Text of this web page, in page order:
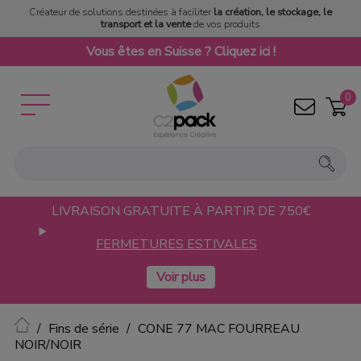
Créateur de solutions destinées à faciliter la création, le stockage, le
transport et la ventede vos produits
Vous êtes en Suisse ? Cliquez ici !
0
LIVRAISON GRATUITE À PARTIR DE 750€
FERMETURES ESTIVALES
Accueil
Fins de série
CONE 77 MAC FOURREAU
NOIR/NOIR